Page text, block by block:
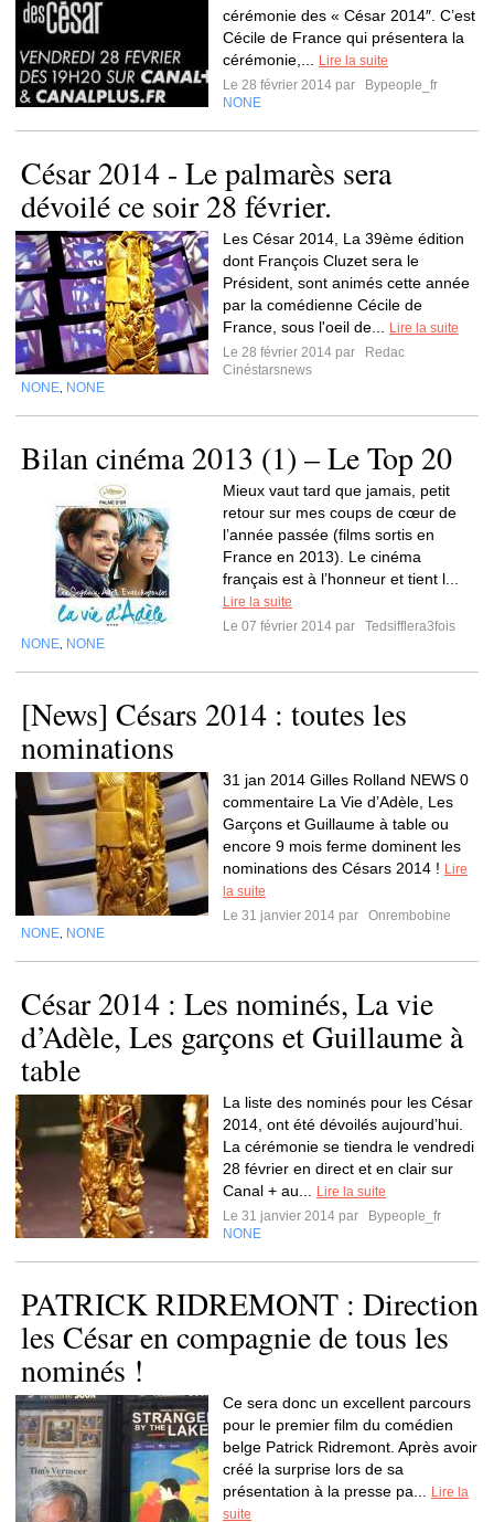
cérémonie des « César 2014″. C’est
Cécile de France qui présentera la
cérémonie,...
Lire la suite
Le 28 février 2014 par
Bypeople_fr
NONE
César 2014 - Le palmarès sera
dévoilé ce soir 28 février.
Les César 2014, La 39ème édition
dont François Cluzet sera le
Président, sont animés cette année
par la comédienne Cécile de
France, sous l'oeil de...
Lire la suite
Le 28 février 2014 par
Redac
Cinéstarsnews
NONE NONE
Bilan cinéma 2013 (1) – Le Top 20
Mieux vaut tard que jamais, petit
retour sur mes coups de cœur de
l’année passée (films sortis en
France en 2013). Le cinéma
français est à l’honneur et tient l...
Lire la suite
Le 07 février 2014 par
Tedsifflera3fois
NONE NONE
[News] Césars 2014 : toutes les
nominations
31 jan 2014 Gilles Rolland NEWS 0
commentaire La Vie d’Adèle, Les
Garçons et Guillaume à table ou
encore 9 mois ferme dominent les
nominations des Césars 2014 ! Lire
la suite
Le 31 janvier 2014 par
Onrembobine
NONE NONE
César 2014 : Les nominés, La vie
d’Adèle, Les garçons et Guillaume à
table
La liste des nominés pour les César
2014, ont été dévoilés aujourd’hui.
La cérémonie se tiendra le vendredi
28 février en direct et en clair sur
Canal + au...
Lire la suite
Le 31 janvier 2014 par
Bypeople_fr
NONE
PATRICK RIDREMONT : Direction
les César en compagnie de tous les
nominés !
Ce sera donc un excellent parcours
pour le premier film du comédien
belge Patrick Ridremont. Après avoir
créé la surprise lors de sa
présentation à la presse pa...
Lire la
suite